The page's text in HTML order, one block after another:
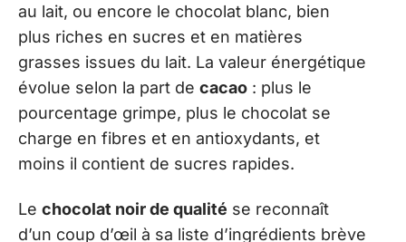
au lait, ou encore le chocolat blanc, bien
plus riches en sucres et en matières
grasses issues du lait. La valeur énergétique
évolue selon la part de cacao : plus le
pourcentage grimpe, plus le chocolat se
charge en fibres et en antioxydants, et
moins il contient de sucres rapides.
Le chocolat noir de qualité se reconnaît
d’un coup d’œil à sa liste d’ingrédients brève